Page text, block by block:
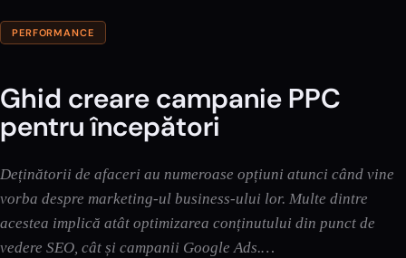
PERFORMANCE
Ghid creare campanie PPC
pentru începători
Deținătorii de afaceri au numeroase opțiuni atunci când vine
vorba despre marketing-ul business-ului lor. Multe dintre
acestea implică atât optimizarea conținutului din punct de
vedere SEO, cât și campanii Google Ads.…